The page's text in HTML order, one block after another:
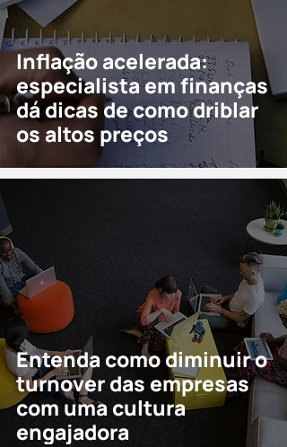
Inflação acelerada:
especialista em finanças
dá dicas de como driblar
os altos preços
Entenda como diminuir o
turnover das empresas
com uma cultura
engajadora